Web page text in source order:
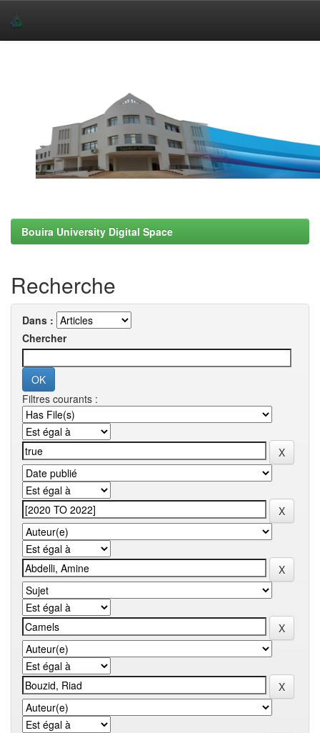
Bouira University Digital Space
Recherche
Dans :
Chercher
Filtres courants :